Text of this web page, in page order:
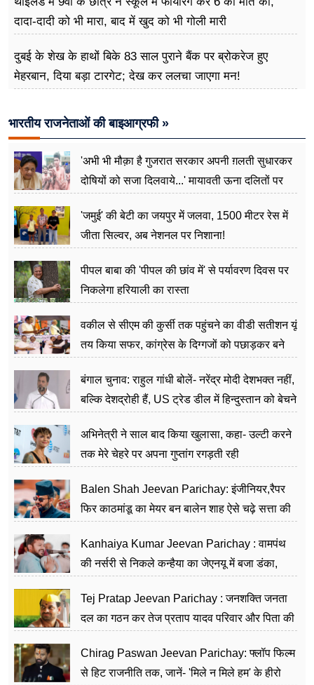
दादा-दादी को भी मारा, बाद में खुद को भी गोली मारी
दुबई के शेख के हाथों बिके 83 साल पुराने बैंक पर ब्रोकरेज हुए
मेहरबान, दिया बड़ा टारगेट; देख कर ललचा जाएगा मन!
भारतीय राजनेताओं की बाइआग्रफी »
'अभी भी मौक़ा है गुजरात सरकार अपनी ग़लती सुधारकर
दोषियों को सजा दिलवाये...' मायावती ऊना दलितों पर
'जमुई' की बेटी का जयपुर में जलवा, 1500 मीटर रेस में
जीता सिल्वर, अब नेशनल पर निशाना!
पीपल बाबा की 'पीपल की छांव में' से पर्यावरण दिवस पर
निकलेगा हरियाली का रास्ता
वकील से सीएम की कुर्सी तक पहुंचने का वीडी सतीशन यूं
तय किया सफर, कांग्रेस के दिग्गजों को पछाड़कर बने
बंगाल चुनाव: राहुल गांधी बोलें- नरेंद्र मोदी देशभक्त नहीं,
बल्कि देशद्रोही हैं, US ट्रेड डील में हिन्दुस्तान को बेचने
अभिनेत्री ने साल बाद किया खुलासा, कहा- उल्टी करने
तक मेरे चेहरे पर अपना गुप्तांग रगड़ती रही
Balen Shah Jeevan Parichay: इंजीनियर,रैपर
फिर काठमांडू का मेयर बन बालेन शाह ऐसे चढ़े सत्ता की
Kanhaiya Kumar Jeevan Parichay : वामपंथ
की नर्सरी से निकले कन्हैया का जेएनयू में बजा डंका,
Tej Pratap Jeevan Parichay : जनशक्ति जनता
दल का गठन कर तेज प्रताप यादव परिवार और पिता की
Chirag Paswan Jeevan Parichay: फ्लॉप फिल्म
से हिट राजनीति तक, जानें- 'मिले न मिले हम' के हीरो